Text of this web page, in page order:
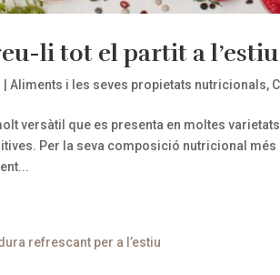
li tot el partit a l’estiu
|Aliments i les seves propietats nutricionals,
versàtil que es presenta en moltes
Per la seva composició nutricional